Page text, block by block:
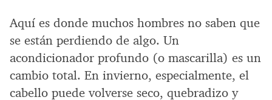
Aquí es donde muchos hombres no saben que
se están perdiendo de algo. Un
acondicionador profundo (o mascarilla) es un
cambio total. En invierno, especialmente, el
cabello puede volverse seco, quebradizo y